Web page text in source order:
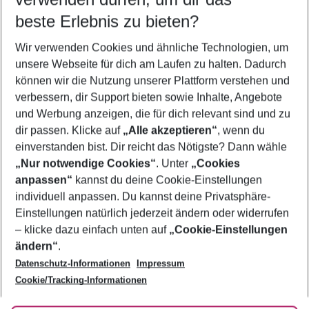
5-8 Nächte
2 Erwachsene Keine Kinder
Mehr Filter anzeigen
Footer
Footer navigation
Über uns
AGB
Bestpreisgarantie
Cookie-Einstellungen ändern
Cookie-Richtlinie
Agenturbetreuung
Barrierefreies Reisen
Folge uns
beste Erlebnis zu bieten?
Wir verwenden Cookies und ähnliche Technologien, um
unsere Webseite für dich am Laufen zu halten. Dadurch
können wir die Nutzung unserer Plattform verstehen und
verbessern, dir Support bieten sowie Inhalte, Angebote
und Werbung anzeigen, die für dich relevant sind und zu
dir passen. Klicke auf „Alle akzeptieren“, wenn du
einverstanden bist. Dir reicht das Nötigste? Dann wähle
„Nur notwendige Cookies“. Unter „Cookies
anpassen“ kannst du deine Cookie-Einstellungen
individuell anpassen. Du kannst deine Privatsphäre-
Einstellungen natürlich jederzeit ändern oder widerrufen
– klicke dazu einfach unten auf „Cookie-Einstellungen
ändern“.
Datenschutz-Informationen
Impressum
Cookie/Tracking-Informationen